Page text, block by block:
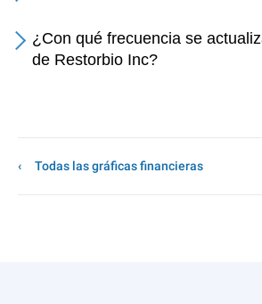
¿Con qué frecuencia se
de Restorbio Inc?
Todas las gráficas financieras